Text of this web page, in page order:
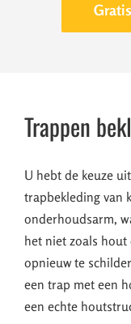
Trappen
U hebt de keuze
trapbekleding van
onderhoudsarm,
het niet zoals hout
opnieuw te
een trap met een
een echte